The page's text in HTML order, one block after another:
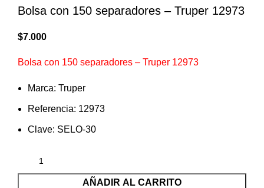
Bolsa con 150 separadores – Truper 12973
$7.000
Bolsa con 150 separadores – Truper 12973
Marca: Truper
Referencia: 12973
Clave: SELO-30
AÑADIR AL CARRITO